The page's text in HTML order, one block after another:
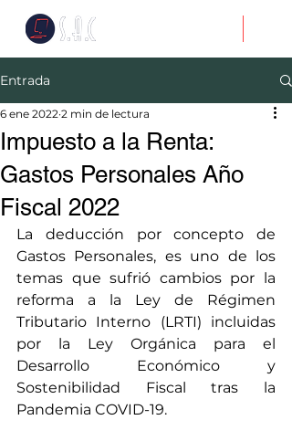
Entrada
Impuesto a la Renta:
Gastos Personales Año
Fiscal 2022
6 ene 2022 2 min de lectura
La deducción por concepto de
Gastos Personales, es uno de los
temas que sufrió cambios por la
reforma a la Ley de Régimen
Tributario Interno (LRTI) incluidas
por la Ley Orgánica para el
Desarrollo Económico y
Sostenibilidad Fiscal tras la
Pandemia COVID-19.